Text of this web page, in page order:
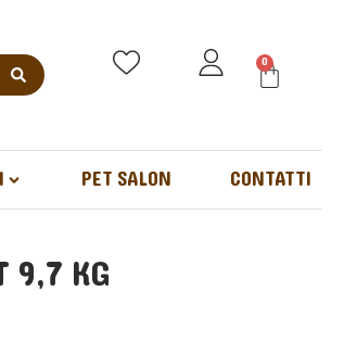
0
PET SALON CONTATTI
9,7 KG